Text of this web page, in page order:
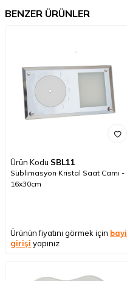
BENZER ÜRÜNLER
Ürün Kodu SBL11
Süblimasyon Kristal Saat Camı -
16x30cm
Ürünün fiyatını görmek için bayi
girişi yapınız